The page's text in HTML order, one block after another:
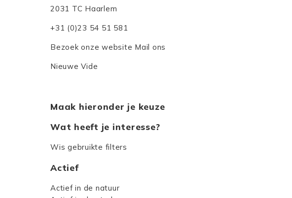
2031 TC Haarlem
+31 (0)23 54 51 581
Bezoek onze website Mail ons
Nieuwe Vide
Maak hieronder je keuze
Wat heeft je interesse?
Wis gebruikte filters
Actief
Actief in de natuur